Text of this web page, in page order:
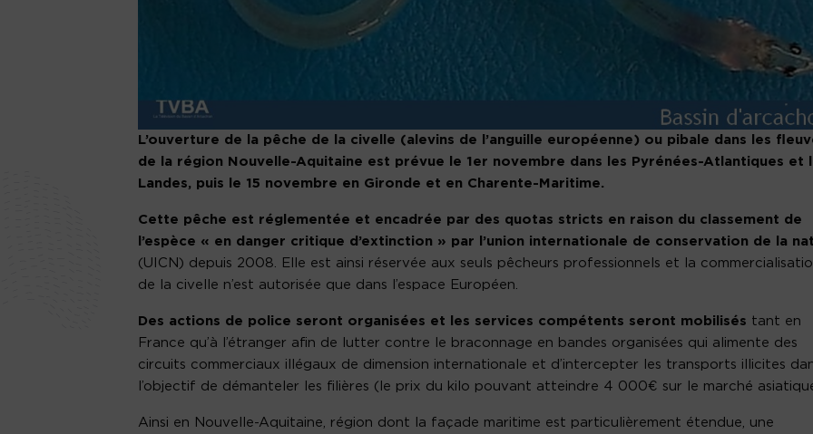
L’ouverture de la pêche de la civelle (alevins de l’anguille européenne) ou pibale dans les
de la région Nouvelle-Aquitaine est prévue le 1er novembre dans les Pyrénées-Atlantiques et
Landes, puis le 15 novembre en Gironde et en Charente-Maritime.
Cette pêche est réglementée et encadrée par des quotas stricts en raison du classement de
l’espèce « en danger critique d’extinction » par l’union internationale de conservation de la
(UICN) depuis 2008. Elle est ainsi réservée aux seuls pêcheurs professionnels et la
de la civelle n’est autorisée que dans l’espace Européen.
Des actions de police seront organisées et les services compétents seront mobilisés tant en
France qu’à l’étranger afin de lutter contre le braconnage en bandes organisées qui alimente des
circuits commerciaux illégaux de dimension internationale et d’intercepter les transports illicites
l’objectif de démanteler les filières (le prix du kilo pouvant atteindre 4 000€ sur le marché
Ainsi en Nouvelle-Aquitaine, région dont la façade maritime est particulièrement étendue, une